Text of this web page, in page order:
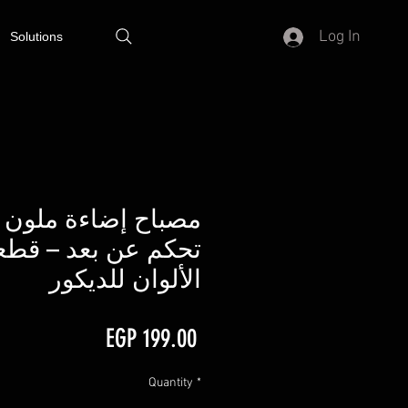
Solutions Log In
مصباح إضاءة ملون
تحكم عن بعد –
الألوان للديكور
EGP 199.00Price
Quantity *